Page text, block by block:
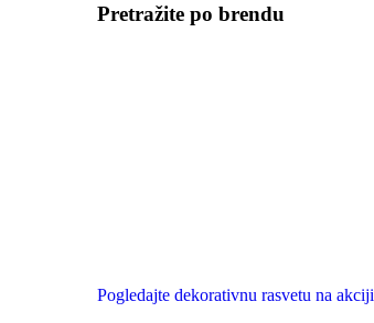
Pretražite po brendu
Pogledajte dekorativnu rasvetu na akciji